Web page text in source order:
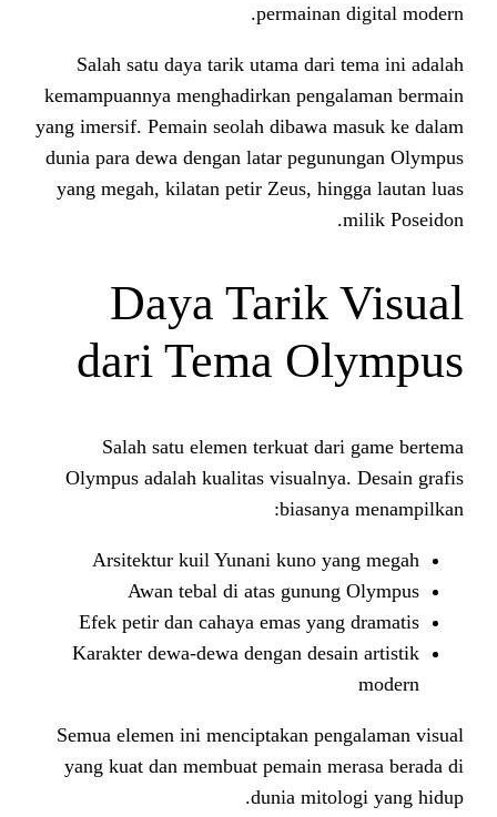
Salah satu daya tarik utama
kemampuannya menghadirkan
yang imersif. Pemain seolah
dunia para dewa dengan latar
yang megah, kilatan petir Zeus,
Daya
dari Tema
Salah satu elemen terkuat
Olympus adalah kualitas
Arsitektur kuil Yunani kuno
Awan tebal di atas
Efek petir dan cahaya emas
Karakter dewa-dewa dengan
Semua elemen ini menciptakan
yang kuat dan membuat pemain
dunia